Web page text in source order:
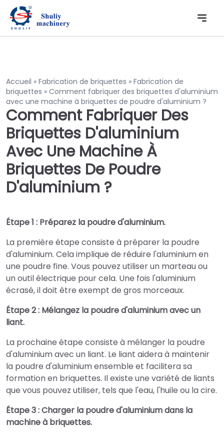
Accueil » Fabrication de briquettes » Fabrication de
briquettes » Comment fabriquer des briquettes d'aluminium
avec une machine à briquettes de poudre d'aluminium ?
Comment Fabriquer Des
Briquettes D'aluminium
Avec Une Machine À
Briquettes De Poudre
D'aluminium ?
Étape 1 : Préparez la poudre d'aluminium.
La première étape consiste à préparer la poudre
d'aluminium. Cela implique de réduire l'aluminium en
une poudre fine. Vous pouvez utiliser un marteau ou
un outil électrique pour cela. Une fois l'aluminium
écrasé, il doit être exempt de gros morceaux.
Étape 2 : Mélangez la poudre d'aluminium avec un
liant.
La prochaine étape consiste à mélanger la poudre
d'aluminium avec un liant. Le liant aidera à maintenir
la poudre d'aluminium ensemble et facilitera sa
formation en briquettes. Il existe une variété de liants
que vous pouvez utiliser, tels que l'eau, l'huile ou la cire.
Étape 3 : Charger la poudre d'aluminium dans la
machine à briquettes.